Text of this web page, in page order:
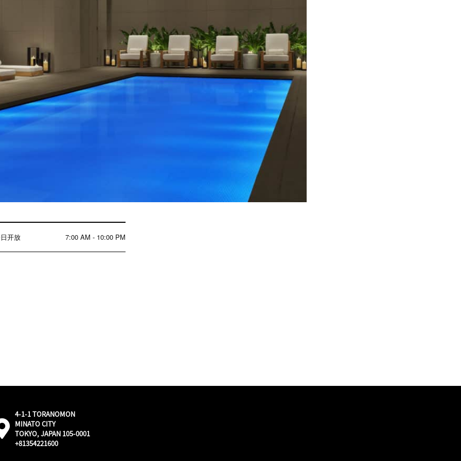
开放 7:00 AM - 10:00 PM
外
部：
通
4-1-1 TORANOMON
MINATO CITY
TOKYO, JAPAN 105-0001
+81354221600